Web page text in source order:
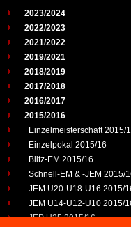
2023/2024
2022/2023
2021/2022
2019/2021
2018/2019
2017/2018
2016/2017
2015/2016
Einzelmeisterschaft 2015/
Einzelpokal 2015/16
Blitz-EM 2015/16
Schnell-EM & -JEM 2015/
JEM U20-U18-U16 2015/
JEM U14-U12-U10 2015/
JEP U25 2015/16